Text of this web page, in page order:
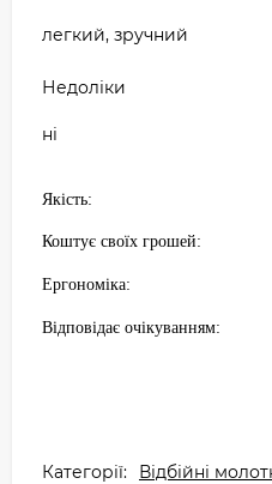
легкий, зручний
Недоліки
ні
Якість:
Коштує своїх грошей:
Ергономіка:
Відповідає очікуванням:
Категорії: Відбійні